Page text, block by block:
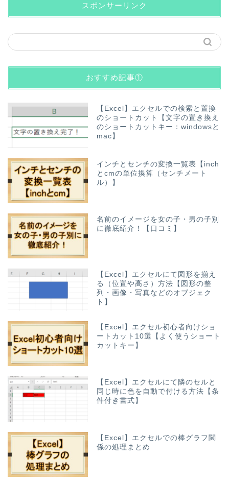
スポンサーリンク
おすすめ記事①
【Excel】エクセルでの検索と置換
のショートカット【文字の置き換え
のショートカットキー：windowsと
mac】
インチとセンチの変換一覧表【inch
とcmの単位換算（センチメート
ル）】
名前のイメージを女の子・男の子別
に徹底紹介！【口コミ】
【Excel】エクセルにて図形を揃え
る（位置や高さ）方法【図形の整
列・画像・写真などのオブジェク
ト】
【Excel】エクセル初心者向けショ
ートカット10選【よく使うショート
カットキー】
【Excel】エクセルにて隣のセルと
同じ時に色を自動で付ける方法【条
件付き書式】
【Excel】エクセルでの棒グラフ関
係の処理まとめ